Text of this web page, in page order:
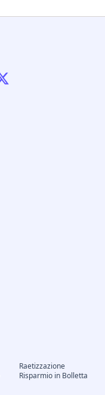
Raetizzazione
Risparmio in Bolletta